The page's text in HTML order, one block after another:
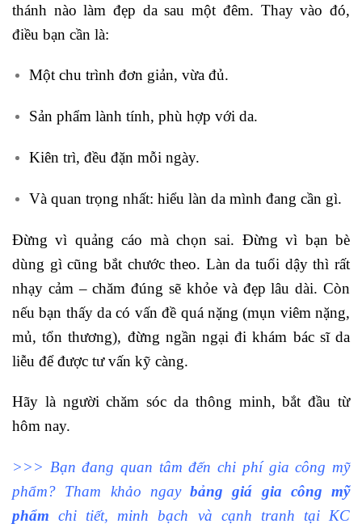
thánh nào làm đẹp da sau một đêm. Thay vào đó,
điều bạn cần là:
Một chu trình đơn giản, vừa đủ.
Sản phẩm lành tính, phù hợp với da.
Kiên trì, đều đặn mỗi ngày.
Và quan trọng nhất: hiểu làn da mình đang cần gì.
Đừng vì quảng cáo mà chọn sai. Đừng vì bạn bè
dùng gì cũng bắt chước theo. Làn da tuổi dậy thì rất
nhạy cảm – chăm đúng sẽ khỏe và đẹp lâu dài. Còn
nếu bạn thấy da có vấn đề quá nặng (mụn viêm nặng,
mủ, tổn thương), đừng ngần ngại đi khám bác sĩ da
liễu để được tư vấn kỹ càng.
Hãy là người chăm sóc da thông minh, bắt đầu từ
hôm nay.
>>> Bạn đang quan tâm đến chi phí gia công mỹ
phẩm? Tham khảo ngay bảng giá gia công mỹ
phẩm chi tiết, minh bạch và cạnh tranh tại KC